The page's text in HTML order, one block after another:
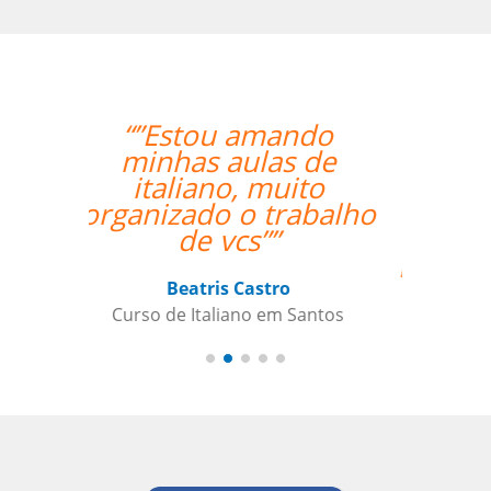
“”The class with Ivo
went well. He knows
his stuff and is very
helpful. He replies
quickly outside class
questions. ””
Curso de Português em Santos